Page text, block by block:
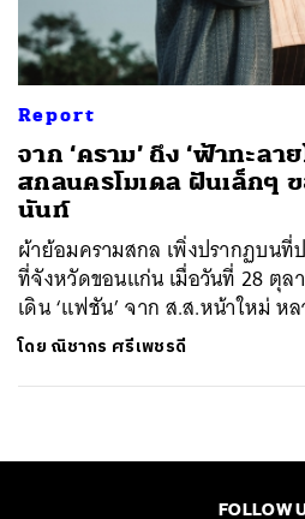
Report
จาก ‘คราม’ ถึง ‘ฟ้าทะลา
สกลนครโมเดล ฝันเล็กๆ
นันท์
ผ้าย้อมครามสกล เพิ่งปรากฏบน
ที่จังหวัดขอนแก่น เมื่อวันที่ 28 ตุล
เดิน ‘แฟชัน’ จาก ส.ส.หน้าใหม่ ห
โดย ณิชากร ศรีเพชรดี
FOLLOW
ค้นหา
SHARE TWEET